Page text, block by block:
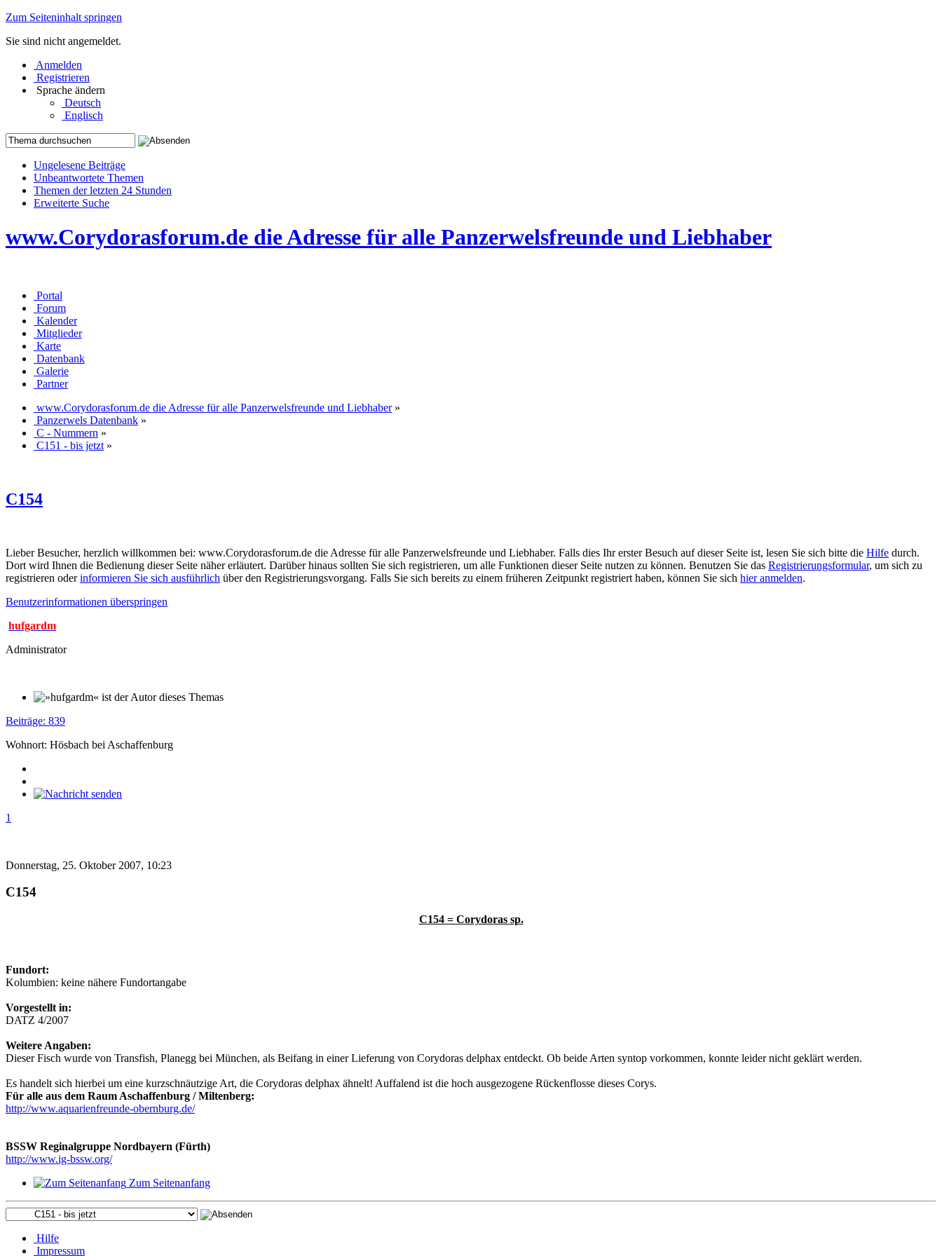
Zum Seiteninhalt springen
Sie sind nicht angemeldet.
Anmelden
Registrieren
Sprache ändern
Deutsch
Englisch
Ungelesene Beiträge
Unbeantwortete Themen
Themen der letzten 24 Stunden
Erweiterte Suche
www.Corydorasforum.de die Adresse für alle Panzerwelsfreunde und Liebhaber
Portal
Forum
Kalender
Mitglieder
Karte
Datenbank
Galerie
Partner
www.Corydorasforum.de die Adresse für alle Panzerwelsfreunde und Liebhaber»
Panzerwels Datenbank »
C - Nummern »
C151 - bis jetzt »
C154
Lieber Besucher, herzlich willkommen bei: www.Corydorasforum.de die Adresse für alle Panzerwelsfreunde und Liebhaber. Falls dies Ihr erster Besuch auf dieser Seite ist, lesen Sie sich bitte die Hilfe durch.
Dort wird Ihnen die Bedienung dieser Seite näher erläutert. Darüber hinaus sollten Sie sich registrieren, um alle Funktionen dieser Seite nutzen zu können. Benutzen Sie das Registrierungsformular, um sich zu
registrieren oderinformieren Sie sich ausführlich über den Registrierungsvorgang. Falls Sie sich bereits zu einem früheren Zeitpunkt registriert haben, können Sie sich hier anmelden.
Benutzerinformationen überspringen
hufgardm
Administrator
Beiträge: 839
Wohnort: Hösbach bei Aschaffenburg
1
Donnerstag, 25. Oktober 2007, 10:23
C154
C154 = Corydoras sp.
Fundort:
Kolumbien: keine nähere Fundortangabe
Vorgestellt in:
DATZ 4/2007
Weitere Angaben:
Dieser Fisch wurde von Transfish, Planegg bei München, als Beifang in einer Lieferung von Corydoras delphax entdeckt. Ob beide Arten syntop vorkommen, konnte leider nicht geklärt werden.
Es handelt sich hierbei um eine kurzschnäutzige Art, die Corydoras delphax ähnelt! Auffalend ist die hoch ausgezogene Rückenflosse dieses Corys.
Für alle aus dem Raum Aschaffenburg / Miltenberg:
http://www.aquarienfreunde-obernburg.de/
BSSW Reginalgruppe Nordbayern (Fürth)
http://www.ig-bssw.org/
Zum Seitenanfang
Hilfe
Impressum